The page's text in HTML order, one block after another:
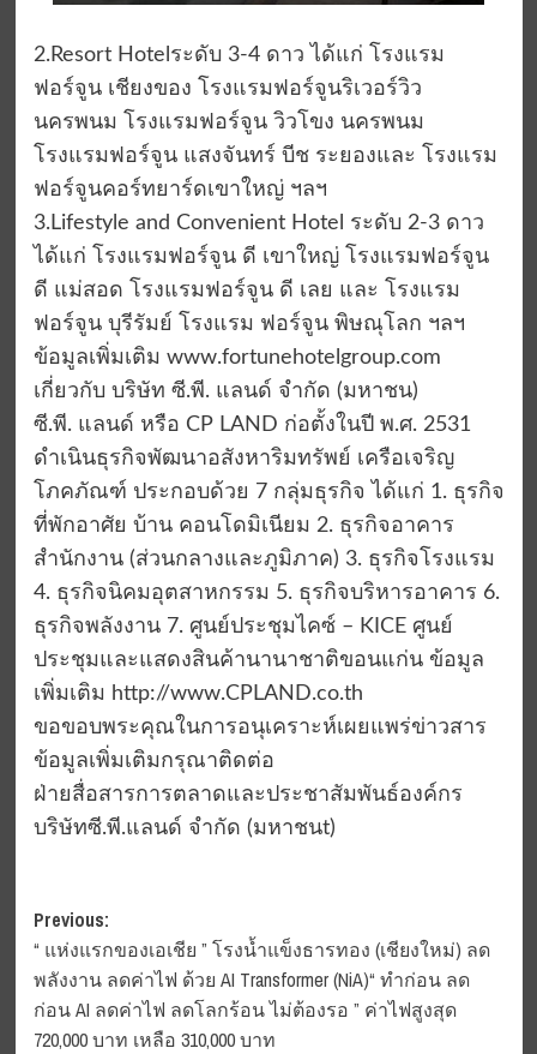
2.Resort Hotelระดับ 3-4 ดาว ได้แก่ โรงแรม
ฟอร์จูน เชียงของ โรงแรมฟอร์จูนริเวอร์วิว
นครพนม โรงแรมฟอร์จูน วิวโขง นครพนม
โรงแรมฟอร์จูน แสงจันทร์ บีช ระยองและ โรงแรม
ฟอร์จูนคอร์ทยาร์ดเขาใหญ่ ฯลฯ
3.Lifestyle and Convenient Hotel ระดับ 2-3 ดาว
ได้แก่ โรงแรมฟอร์จูน ดี เขาใหญ่ โรงแรมฟอร์จูน
ดี แม่สอด โรงแรมฟอร์จูน ดี เลย และ โรงแรม
ฟอร์จูน บุรีรัมย์ โรงแรม ฟอร์จูน พิษณุโลก ฯลฯ
ข้อมูลเพิ่มเติม www.fortunehotelgroup.com
เกี่ยวกับ บริษัท ซี.พี. แลนด์ จำกัด (มหาชน)
ซี.พี. แลนด์ หรือ CP LAND ก่อตั้งในปี พ.ศ. 2531
ดำเนินธุรกิจพัฒนาอสังหาริมทรัพย์ เครือเจริญ
โภคภัณฑ์ ประกอบด้วย 7 กลุ่มธุรกิจ ได้แก่ 1. ธุรกิจ
ที่พักอาศัย บ้าน คอนโดมิเนียม 2. ธุรกิจอาคาร
สำนักงาน (ส่วนกลางและภูมิภาค) 3. ธุรกิจโรงแรม
4. ธุรกิจนิคมอุตสาหกรรม 5. ธุรกิจบริหารอาคาร 6.
ธุรกิจพลังงาน 7. ศูนย์ประชุมไคซ์ – KICE ศูนย์
ประชุมและแสดงสินค้านานาชาติขอนแก่น ข้อมูล
เพิ่มเติม http://www.CPLAND.co.th
ขอขอบพระคุณในการอนุเคราะห์เผยแพร่ข่าวสาร
ข้อมูลเพิ่มเติมกรุณาติดต่อ
ฝ่ายสื่อสารการตลาดและประชาสัมพันธ์องค์กร
บริษัทซี.พี.แลนด์ จำกัด (มหาชนt)
Post
navigation
Previous:
“ แห่งแรกของเอเชีย ” โรงน้ำแข็งธารทอง (เชียงใหม่) ลด
พลังงาน ลดค่าไฟ ด้วย AI Transformer (NiA)“ ทำก่อน ลด
ก่อน AI ลดค่าไฟ ลดโลกร้อน ไม่ต้องรอ ” ค่าไฟสูงสุด
720,000 บาท เหลือ 310,000 บาท